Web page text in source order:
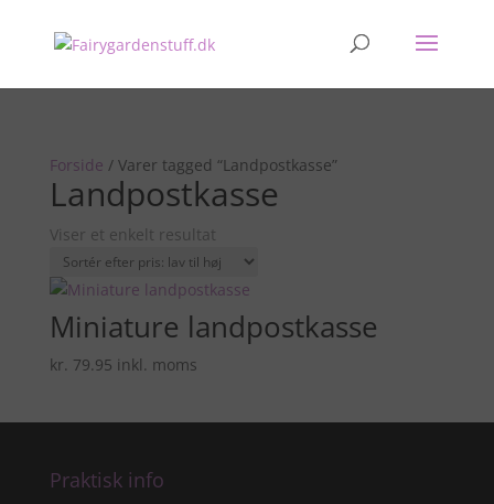
Forside / Varer tagged “Landpostkasse”
Landpostkasse
Viser et enkelt resultat
Miniature landpostkasse
kr. 79.95 inkl. moms
Praktisk info